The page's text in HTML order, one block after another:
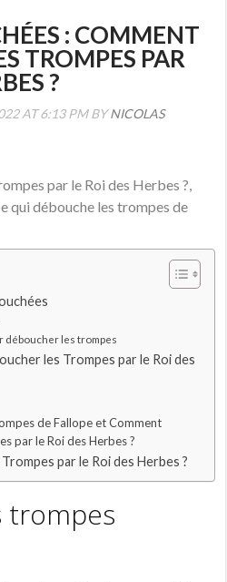
: COMMENT
TROMPES PAR
?
AT 6:13 PM BYNICOLAS
par le Roi des Herbes ?,
qui débouche les trompes de
déboucher les trompes
les Trompes par le Roi des
de Fallope et Comment
par le Roi des Herbes ?
par le Roi des Herbes ?
trompes